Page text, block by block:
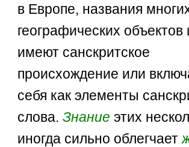
в Европе, названия
географических объектов
имеют санскритское
происхождение или
себя как элементы
слова.Знание этих
иногда сильно облегчает